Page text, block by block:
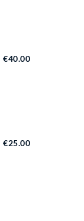
€40.00
€25.00